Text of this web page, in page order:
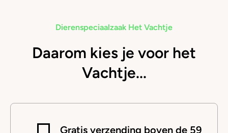
Dierenspeciaalzaak Het Vachtje
Daarom kies je voor het
Vachtje...
Gratis verzending boven de 59